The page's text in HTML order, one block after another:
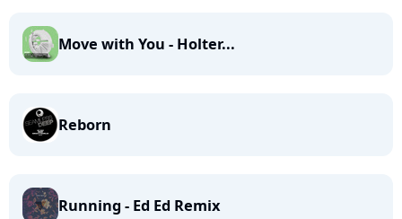
Move with You - Holter...
Reborn
Running - Ed Ed Remix